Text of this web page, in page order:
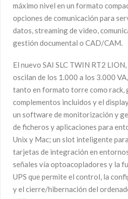
máximo nivel en un formato
opciones de comunicación para
datos, streaming de video,
gestión documental o CAD/CAM.
El nuevo SAI SLC TWIN RT2
oscilan de los 1.000 a los 3.000
tanto en formato torre como rack,
complementos incluidos y el
un software de monitorización y
de ficheros y aplicaciones para
Unix y Mac; un slot inteligente
tarjetas de integración en
señales vía optoacopladores y la
UPS que permite el control, la
y el cierre/hibernación del